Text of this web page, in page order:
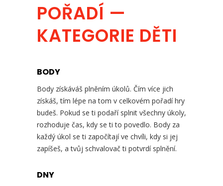
POŘADÍ —
KATEGORIE DĚTI
BODY
Body získáváš plněním úkolů. Čím více jich
získáš, tím lépe na tom v celkovém pořadí hry
budeš. Pokud se ti podaří splnit všechny úkoly,
rozhoduje čas, kdy se ti to povedlo. Body za
každý úkol se ti započítají ve chvíli, kdy si jej
zapíšeš, a tvůj schvalovač ti potvrdí splnění.
DNY